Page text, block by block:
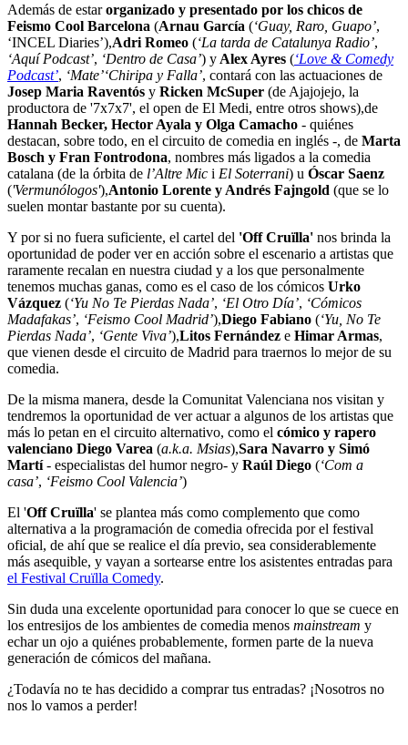
Además de estarorganizado y presentado por los chicos de
Feismo Cool Barcelona (Arnau García (‘Guay, Raro, Guapo’,
‘INCEL Diaries’),Adri Romeo (‘La tarda de Catalunya Radio’,
‘Aquí Podcast’, ‘Dentro de Casa’) y Alex Ayres (‘Love & Comedy
Podcast’, ‘Mate’‘Chiripa y Falla’, contará con las actuaciones de
Josep Maria Raventós y Ricken McSuper (de Ajajojejo, la
productora de '7x7x7', el open de El Medi, entre otros shows),de
Hannah Becker, Hector Ayala y Olga Camacho - quiénes
destacan, sobre todo, en el circuito de comedia en inglés -, de Marta
Bosch y Fran Fontrodona, nombres más ligados a la comedia
catalana (de la órbita de l’Altre Mic i El Soterrani) u Óscar Saenz
('Vermunólogos'),Antonio Lorente y Andrés Fajngold (que se lo
suelen montar bastante por su cuenta).
Y por si no fuera suficiente, el cartel del 'Off Cruïlla' nos brinda la
oportunidad de poder ver en acción sobre el escenario a artistas que
raramente recalan en nuestra ciudad y a los que personalmente
tenemos muchas ganas, como es el caso de los cómicos Urko
Vázquez (‘Yu No Te Pierdas Nada’, ‘El Otro Día’, ‘Cómicos
Madafakas’, ‘Feismo Cool Madrid’),Diego Fabiano (‘Yu, No Te
Pierdas Nada’, ‘Gente Viva’),Litos Fernández e Himar Armas,
que vienen desde el circuito de Madrid para traernos lo mejor de su
comedia.
De la misma manera, desde la Comunitat Valenciana nos visitan y
tendremos la oportunidad de ver actuar a algunos de los artistas que
más lo petan en el circuito alternativo, como el cómico y rapero
valenciano Diego Varea (a.k.a. Msias),Sara Navarro y Simó
Martí- especialistas del humor negro- y Raúl Diego (‘Com a
casa’, ‘Feismo Cool Valencia’)
El 'Off Cruïlla' se plantea más como complemento que como
alternativa a la programación de comedia ofrecida por el festival
oficial, de ahí que se realice el día previo, sea considerablemente
más asequible, y vayan a sortearse entre los asistentes entradas para
el Festival Cruïlla Comedy.
Sin duda una excelente oportunidad para conocer lo que se cuece en
los entresijos de los ambientes de comedia menos mainstream y
echar un ojo a quiénes probablemente, formen parte de la nueva
generación de cómicos del mañana.
¿Todavía no te has decidido a comprar tus entradas? ¡Nosotros no
nos lo vamos a perder!